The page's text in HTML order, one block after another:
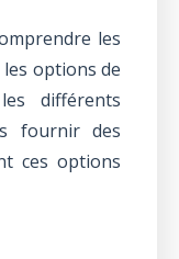
les
options de
différents
fournir des
ces options